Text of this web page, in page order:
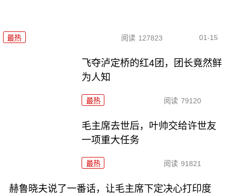
最热 阅读 127823 01-15
飞夺泸定桥的红4团，团长竟然鲜
为人知
最热 阅读 79120
毛主席去世后，叶帅交给许世友
一项重大任务
最热 阅读 91821
赫鲁晓夫说了一番话，让毛主席下定决心打印度